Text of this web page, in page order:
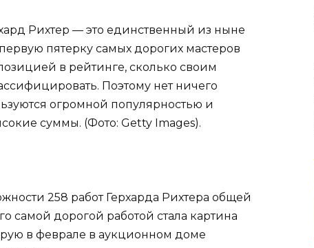
Рихтер — это единственный из ныне
пятерку самых дорогих мастеров
в рейтинге, сколько своим
Поэтому нет ничего
огромной популярностью и
суммы. (Фото: Getty Images).
258 работ Герхарда Рихтера общей
самой дорогой работой стала картина
в феврале в аукционном доме